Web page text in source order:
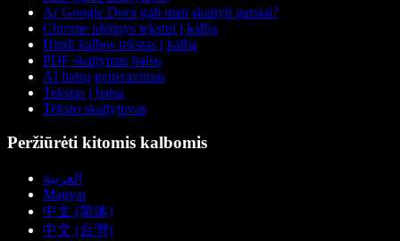
Ar Google Docs gali man skaityti garsiai?
Chrome plėtinys tekstui į kalbą
Hindi kalbos tekstas į kalbą
PDF skaitymas balsu
AI balsų generavimas
Tekstas į balsą
Teksto skaitytuvas
Peržiūrėti kitomis kalbomis
العربية
Magyar
中文 (简体)
中文 (台灣)